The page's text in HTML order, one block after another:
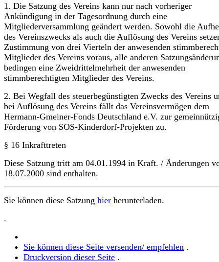
1. Die Satzung des Vereins kann nur nach vorheriger
Ankündigung in der Tages­ordnung durch eine
Mitgliederversammlung geändert werden. Sowohl die
des Vereinszwecks als auch die Auflösung des Vereins
Zustimmung von drei Vierteln der anwesenden
Mitglieder des Vereins voraus, alle anderen
bedingen eine Zweidrittelmehrheit der anwesenden
stimmberechtigten Mitglieder des Vereins.
2. Bei Wegfall des steuerbegünstigten Zwecks des Vereins
bei Auflösung des Vereins fällt das Vereinsvermögen dem
Hermann-Gmeiner-Fonds Deutschland e.V. zur
Förderung von SOS-Kinderdorf-Projekten zu.
§ 16 Inkrafttreten
Diese Satzung tritt am 04.01.1994 in Kraft. / Änderungen
18.07.2000 sind enthalten.
Sie können diese Satzung hier herunterladen.
.
Sie können diese Seite versenden/ empfehlen .
Druckversion dieser Seite .